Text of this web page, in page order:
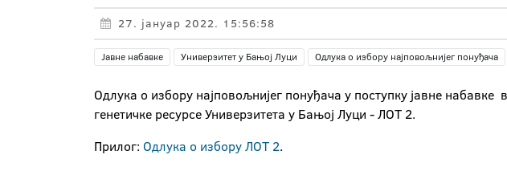
27. јануар 2022. 15:56:58
Јавне набавке Универзитет у Бањој Луци Одлука о избору најповољнијег понуђача
Одлука о избору најповољнијег понуђача у поступку јавне
генетичке ресурсе Универзитета у Бањој Луци - ЛОТ 2.
Прилог: Одлука о избору ЛОТ 2.